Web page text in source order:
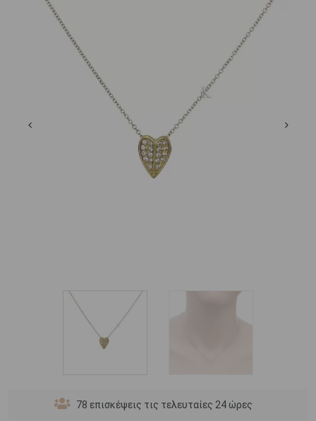
78 επισκέψεις τις τελευταίες 24 ώρες